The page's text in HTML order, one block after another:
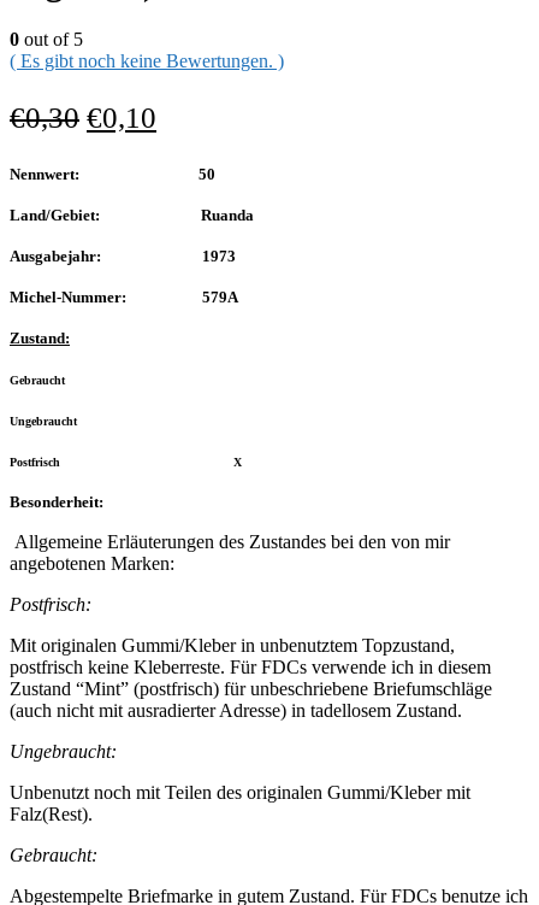
0 out of 5
( Es gibt noch keine Bewertungen. )
€0,30 €0,10
Nennwert: 50
Land/Gebiet: Ruanda
Ausgabejahr: 1973
Michel-Nummer: 579A
Zustand:
Gebraucht
Ungebraucht
Postfrisch X
Besonderheit:
Allgemeine Erläuterungen des Zustandes bei den von mir
angebotenen Marken:
Postfrisch:
Mit originalen Gummi/Kleber in unbenutztem Topzustand,
postfrisch keine Kleberreste. Für FDCs verwende ich in diesem
Zustand “Mint” (postfrisch) für unbeschriebene Briefumschläge
(auch nicht mit ausradierter Adresse) in tadellosem Zustand.
Ungebraucht:
Unbenutzt noch mit Teilen des originalen Gummi/Kleber mit
Falz(Rest).
Gebraucht:
Abgestempelte Briefmarke in gutem Zustand. Für FDCs benutze ich